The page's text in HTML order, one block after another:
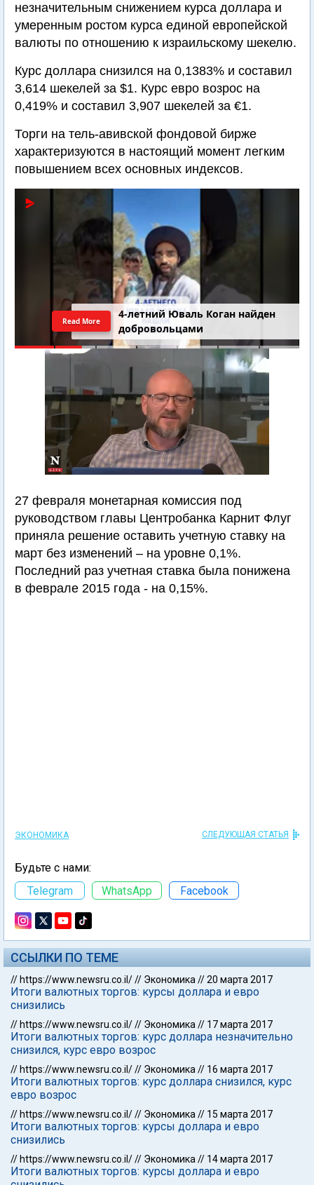
незначительным снижением курса доллара и
умеренным ростом курса единой европейской
валюты по отношению к израильскому шекелю.
Курс доллара снизился на 0,1383% и составил
3,614 шекелей за $1. Курс евро возрос на
0,419% и составил 3,907 шекелей за €1.
Торги на тель-авивской фондовой бирже
характеризуются в настоящий момент легким
повышением всех основных индексов.
4-летний Юваль Коган найден
добровольцами
Read More
27 февраля монетарная комиссия под
руководством главы Центробанка Карнит Флуг
приняла решение оставить учетную ставку на
март без изменений – на уровне 0,1%.
Последний раз учетная ставка была понижена
в феврале 2015 года - на 0,15%.
ЭКОНОМИКА СЛЕДУЮЩАЯ СТАТЬЯ
Будьте с нами:
Telegram
WhatsApp Facebook
ССЫЛКИ ПО ТЕМЕ
// https://www.newsru.co.il/// Экономика //20 марта 2017
Итоги валютных торгов: курсы доллара и евро
снизились
// https://www.newsru.co.il/// Экономика // 17 марта 2017
Итоги валютных торгов: курс доллара незначительно
снизился, курс евро возрос
// https://www.newsru.co.il/// Экономика // 16 марта 2017
Итоги валютных торгов: курс доллара снизился, курс
евро возрос
// https://www.newsru.co.il/// Экономика // 15 марта 2017
Итоги валютных торгов: курсы доллара и евро
снизились
// https://www.newsru.co.il/// Экономика // 14 марта 2017
Итоги валютных торгов: курсы доллара и евро